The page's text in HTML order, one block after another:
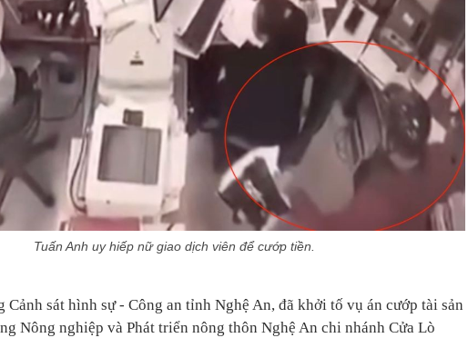
Tuấn Anh uy hiếp nữ giao dịch viên để cướp tiền.
Cảnh sát hình sự - Công an tỉnh Nghệ An, đã khởi tố vụ án cướp tài sản
Nông nghiệp và Phát triển nông thôn Nghệ An chi nhánh Cửa Lò